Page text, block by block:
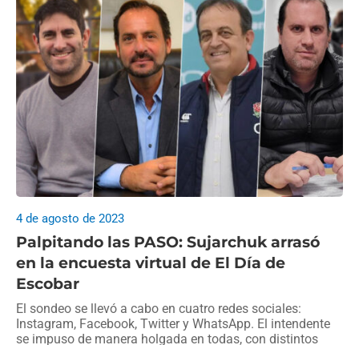
Palpitando las PASO: Sujarchuk arrasó
en la encuesta virtual de El Día de
Escobar
4 de agosto de 2023
El sondeo se llevó a cabo en cuatro redes sociales:
Instagram, Facebook, Twitter y WhatsApp. El intendente
se impuso de manera holgada en todas, con distintos